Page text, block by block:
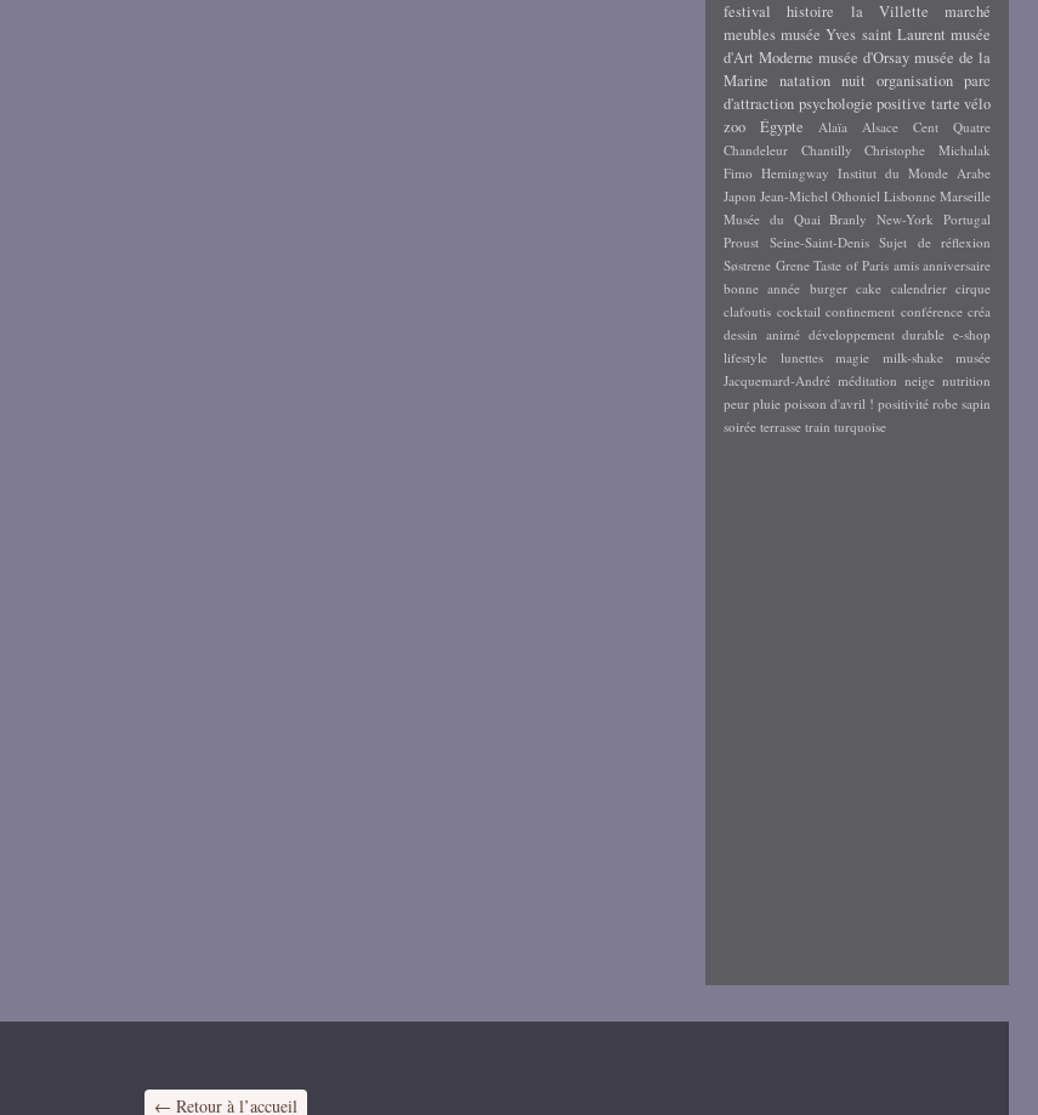
festival
histoire la Villette
marché
meubles musée Yves saint Laurent musée
d'Art Moderne musée d'Orsay musée de la
Marine natation nuit organisation parc
d'attraction psychologie positive tarte vélo
zoo
Égypte Alaïa Alsace
Cent Quatre
Chandeleur
Chantilly
Christophe Michalak
Fimo Hemingway Institut du Monde Arabe
Japon Jean-Michel Othoniel Lisbonne Marseille
Musée du Quai Branly
New-York
Portugal
Proust Seine-Saint-Denis Sujet de réflexion
Søstrene Grene Taste of Paris amis anniversaire
bonne année burger cake calendrier cirque
clafoutis cocktail confinement conférence créa
dessin animé développement durable e-shop
lifestyle
lunettes magie milk-shake
musée
Jacquemard-André méditation neige nutrition
peur pluie poisson d'avril ! positivité robe sapin
soirée terrasse train turquoise
← Retour à l’accueil